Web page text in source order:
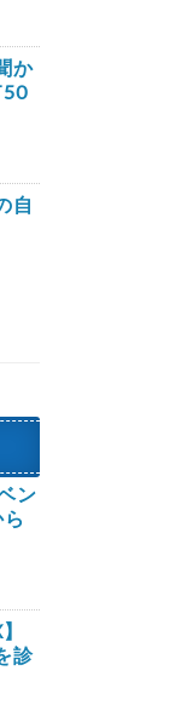
か
自
ン
診